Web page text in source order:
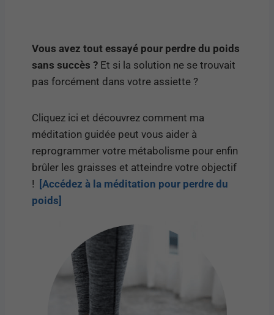
Vous avez tout essayé pour perdre du poids
sans succès ? Et si la solution ne se trouvait
pas forcément dans votre assiette ?
Cliquez ici et découvrez comment ma
méditation guidée peut vous aider à
reprogrammer votre métabolisme pour enfin
brûler les graisses et atteindre votre objectif
! [Accédez à la méditation pour perdre du
poids]